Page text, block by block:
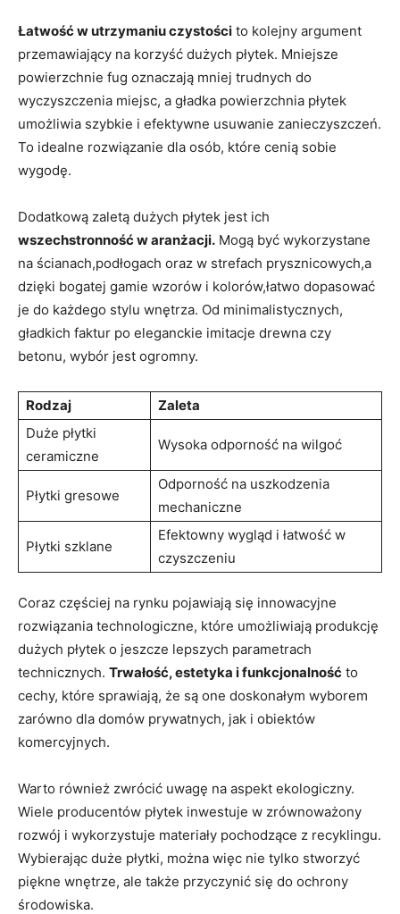
Łatwość w utrzymaniu czystości to kolejny argument
przemawiający na⁣ korzyść dużych płytek. Mniejsze
powierzchnie fug oznaczają mniej trudnych do
wyczyszczenia miejsc,‍ a gładka powierzchnia płytek
umożliwia szybkie i efektywne usuwanie zanieczyszczeń.
⁢To idealne rozwiązanie dla osób, które cenią sobie
wygodę.
Dodatkową ⁢zaletą dużych płytek jest ich
wszechstronność w aranżacji. Mogą być wykorzystane
na ścianach,podłogach oraz w strefach prysznicowych,a‌
dzięki ​bogatej gamie wzorów i kolorów,łatwo dopasować
⁣je do każdego stylu wnętrza. Od minimalistycznych,
gładkich ⁤faktur⁢ po eleganckie imitacje drewna ⁢czy
betonu,⁤ wybór jest ogromny.
Rodzaj
Zaleta
Duże płytki‌
ceramiczne
Wysoka odporność na wilgoć
Płytki gresowe
Odporność na uszkodzenia⁣
mechaniczne
Płytki szklane
Efektowny wygląd i łatwość w
czyszczeniu
Coraz częściej na rynku​ pojawiają się innowacyjne
rozwiązania technologiczne, które umożliwiają produkcję
⁤dużych płytek o jeszcze lepszych parametrach‍
technicznych. Trwałość, estetyka i funkcjonalność to ​
cechy, które sprawiają, że są one doskonałym wyborem
zarówno dla domów prywatnych, jak i ​obiektów​
komercyjnych.
Warto ​również ‌zwrócić uwagę na aspekt ekologiczny.
Wiele producentów płytek‍ inwestuje w zrównoważony
rozwój i ⁣wykorzystuje‍ materiały pochodzące z recyklingu.
Wybierając duże płytki, można ⁢więc nie tylko stworzyć
piękne wnętrze, ale także przyczynić się do ‍ochrony
środowiska.